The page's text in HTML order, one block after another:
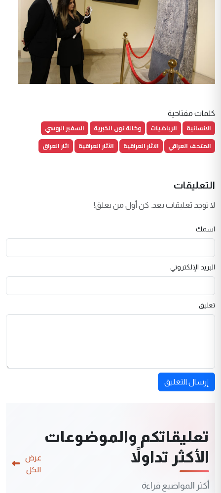
كلمات مفتاحية
الانسانية الرياضيات وكالة نون الخبرية
السفير الروسي
المتحف العراقي
الاثار العراقية الآثار العراقية اثار العراق
التعليقات
لا توجد تعليقات بعد. كن أول من يعلق!
اسمك
البريد الإلكتروني
تعليق
إرسال التعليق
تعليقاتكم والموضوعات
الأكثر تداولاً
أكثر المواضيع قراءة
عرض
الكل